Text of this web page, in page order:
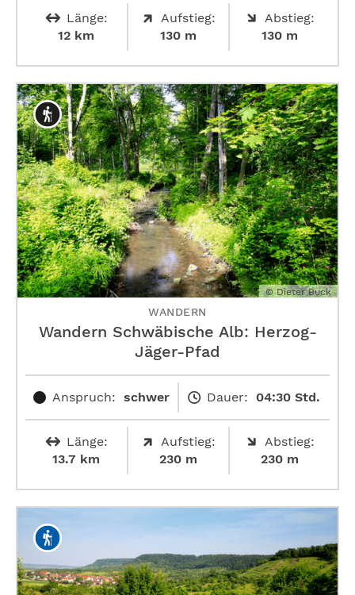
Länge:
12 km
Aufstieg:
130 m
Abstieg:
130 m
© Dieter Buck
WANDERN
Wandern Schwäbische Alb: ­Herzog-
Jäger-Pfad
Anspruch: schwer Dauer: 04:30 Std.
Länge:
13.7 km
Aufstieg:
230 m
Abstieg:
230 m